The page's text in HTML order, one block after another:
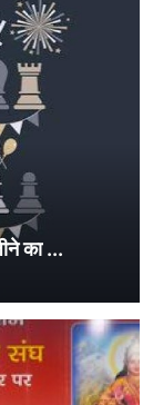
का ...